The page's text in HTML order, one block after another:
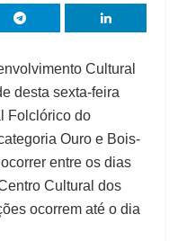
Cultural
desta sexta-feira
Folclórico do
Ouro e Bois-
entre os dias
Cultural dos
ocorrem até o dia